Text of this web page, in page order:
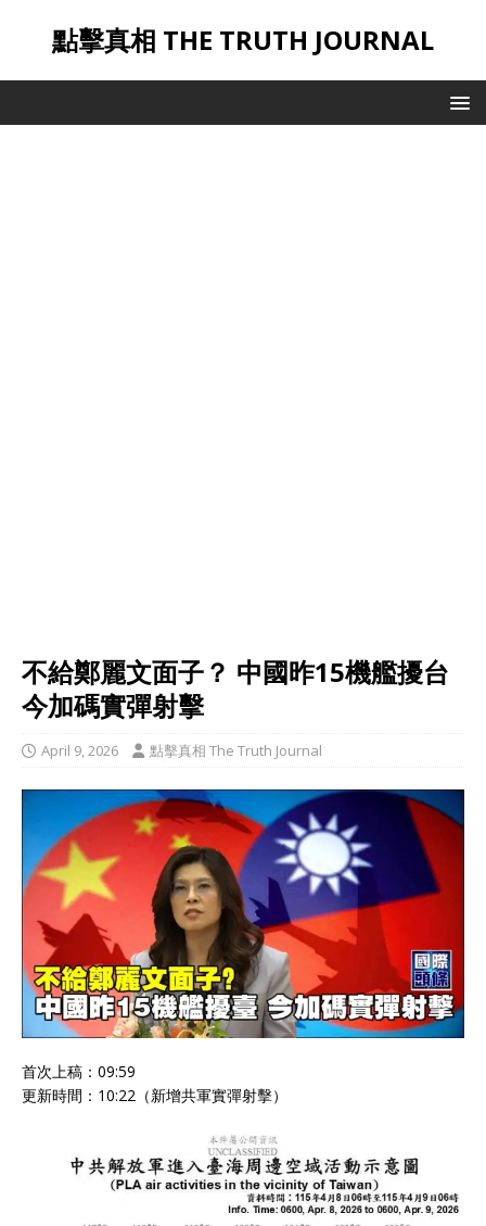
點擊真相 THE TRUTH JOURNAL
不給鄭麗文面子？ 中國昨15機艦擾台
今加碼實彈射擊
April 9, 2026 點擊真相 The Truth Journal
首次上稿：09:59
更新時間：10:22（新增共軍實彈射擊）